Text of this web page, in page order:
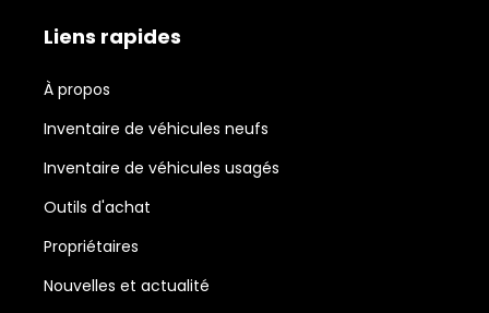
Liens rapides
À propos
Inventaire de véhicules neufs
Inventaire de véhicules usagés
Outils d'achat
Propriétaires
Nouvelles et actualité